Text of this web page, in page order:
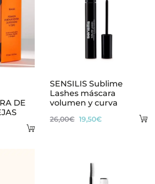
Añadir
DE
SENSILIS Sublime
Lashes máscara
volumen y curva
26,00€ El
era:
26,00€.
19,50€El
19,50€.